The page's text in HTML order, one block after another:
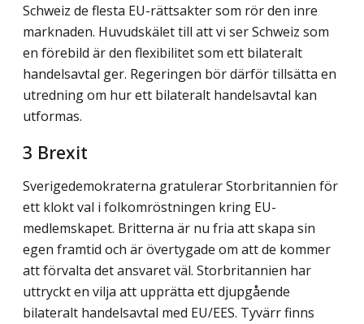
Schweiz de flesta EU-rättsakter som rör den inre
marknaden. Huvudskälet till att vi ser Schweiz som
en förebild är den flexibilitet som ett bilateralt
handelsavtal ger. Regeringen bör därför tillsätta en
utredning om hur ett bilateralt handelsavtal kan
utformas.
3 Brexit
Sverigedemokraterna gratulerar Storbritannien för
ett klokt val i folkomröstningen kring EU-
medlemskapet. Britterna är nu fria att skapa sin
egen framtid och är övertygade om att de kommer
att förvalta det ansvaret väl. Storbritannien har
uttryckt en vilja att upprätta ett djupgående
bilateralt handelsavtal med EU/EES. Tyvärr finns